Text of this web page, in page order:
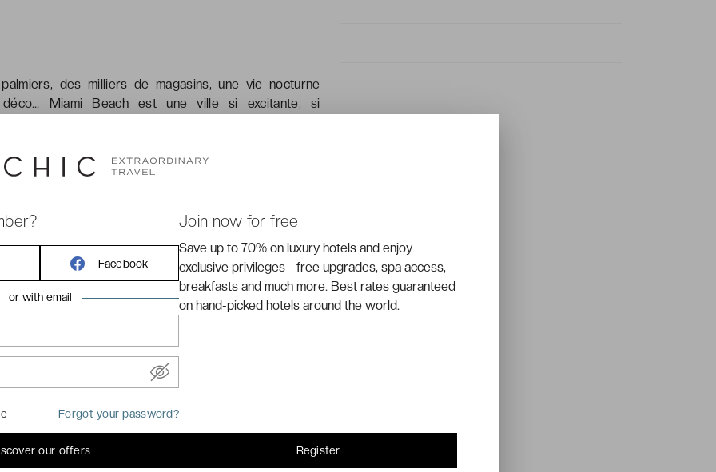
des milliers de magasins, une vie nocturne
Miami Beach est une ville si excitante, si
où poser ses bagages en toute sérénité : Hotel
hôtel lové à proximité de la plage, avec vue sur la
ou 1 lit Queen Size et 1 canapé-lit
climatisation, armoire / penderie, télévision à écran plat
coffre-fort, minibar, téléphone, Wi-Fi
Facebook
or with email
Forgot your password?
our offers
Join now for free
Save up to 70% on luxury hotels and enjoy
exclusive privileges - free upgrades, spa access,
breakfasts and much more. Best rates guaranteed
on hand-picked hotels around the world.
Register